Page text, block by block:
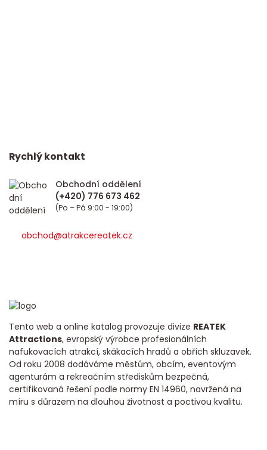
Tento web a online katalog provozuje divize REATEK
Attractions, evropský výrobce profesionálních
nafukovacích atrakcí, skákacích hradů a obřích skluzavek.
Od roku 2008 dodáváme městům, obcím, eventovým
agenturám a rekreačním střediskům bezpečná,
certifikovaná řešení podle normy EN 14960, navržená na
míru s důrazem na dlouhou životnost a poctivou kvalitu.
Rychlý kontakt
Obchodní oddělení
(Po – Pá 9:00 - 19:00)
obchod@atrakcereatek.cz